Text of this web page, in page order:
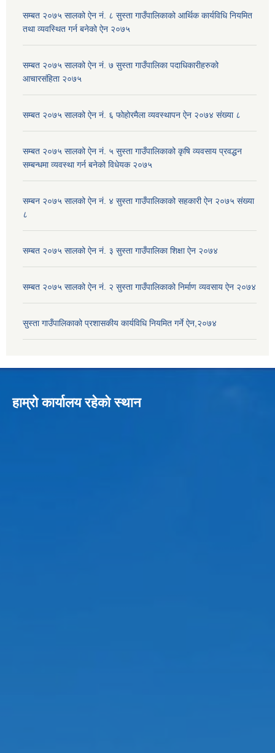
सम्बत २०७५ सालको ऐन नं. ८ सुस्ता गाउँपालिकाको आर्थिक कार्यविधि नियमित
तथा व्यवस्थित गर्न बनेको ऐन २०७५
सम्बत २०७५ सालको ऐन नं. ७ सुस्ता गाउँपालिका पदाधिकारीहरुको
आचारसंहिता २०७५
सम्बत २०७५ सालको ऐन नं. ६ फोहोरमैला व्यवस्थापन ऐन २०७४ संख्या ८
सम्बत २०७५ सालको ऐन नं. ५ सुस्ता गाउँपालिकाको कृषि व्यवसाय प्रवद्धन
सम्बन्धमा व्यवस्था गर्न बनेको विधेयक २०७५
सम्बन २०७५ सालको ऐन नं. ४ सुस्ता गाउँपालिकाको सहकारी ऐन २०७५ संख्या
८
सम्बत २०७५ सालको ऐन नं. ३ सुस्ता गाउँपालिका शिक्षा ऐन २०७४
सम्बत २०७५ सालको ऐन नं. २ सुस्ता गाउँपालिकाको निर्माण व्यवसाय ऐन २०७४
सुस्ता गाउँपालिकाको प्रशासकीय कार्यविधि नियमित गर्ने ऐन,२०७४
हाम्रो कार्यालय रहेको स्थान